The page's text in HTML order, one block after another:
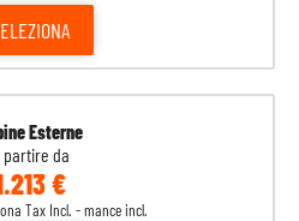
Esterne
partire da
€
Tax Incl. - mance incl.